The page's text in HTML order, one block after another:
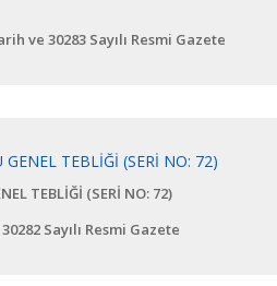
ve 30283 Sayılı Resmi Gazete
TEBLİĞİ (SERİ NO: 72)
TEBLİĞİ (SERİ NO: 72)
Sayılı Resmi Gazete